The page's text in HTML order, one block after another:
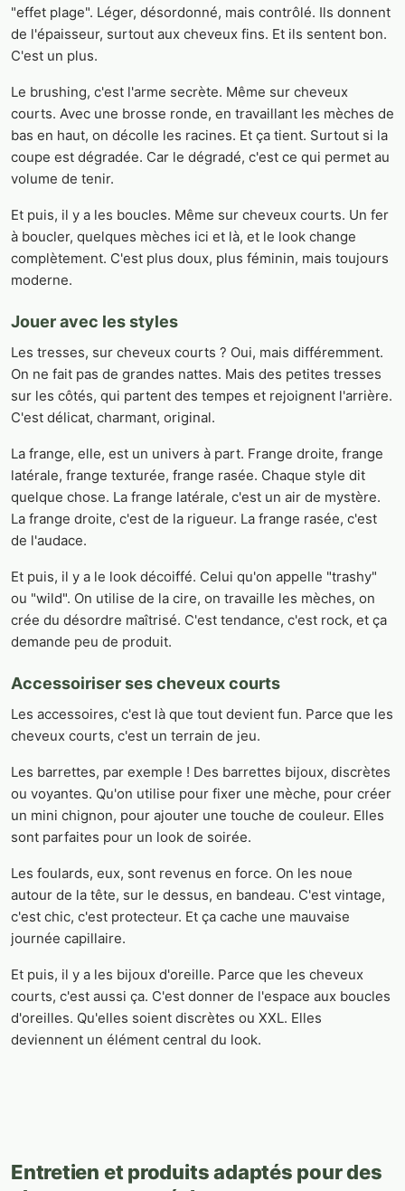
"effet plage". Léger, désordonné, mais contrôlé. Ils donnent
de l'épaisseur, surtout aux cheveux fins. Et ils sentent bon.
C'est un plus.
Le brushing, c'est l'arme secrète. Même sur cheveux
courts. Avec une brosse ronde, en travaillant les mèches de
bas en haut, on décolle les racines. Et ça tient. Surtout si la
coupe est dégradée. Car le dégradé, c'est ce qui permet au
volume de tenir.
Et puis, il y a les boucles. Même sur cheveux courts. Un fer
à boucler, quelques mèches ici et là, et le look change
complètement. C'est plus doux, plus féminin, mais toujours
moderne.
Jouer avec les styles
Les tresses, sur cheveux courts ? Oui, mais différemment.
On ne fait pas de grandes nattes. Mais des petites tresses
sur les côtés, qui partent des tempes et rejoignent l'arrière.
C'est délicat, charmant, original.
La frange, elle, est un univers à part. Frange droite, frange
latérale, frange texturée, frange rasée. Chaque style dit
quelque chose. La frange latérale, c'est un air de mystère.
La frange droite, c'est de la rigueur. La frange rasée, c'est
de l'audace.
Et puis, il y a le look décoiffé. Celui qu'on appelle "trashy"
ou "wild". On utilise de la cire, on travaille les mèches, on
crée du désordre maîtrisé. C'est tendance, c'est rock, et ça
demande peu de produit.
Accessoiriser ses cheveux courts
Les accessoires, c'est là que tout devient fun. Parce que les
cheveux courts, c'est un terrain de jeu.
Les barrettes, par exemple ! Des barrettes bijoux, discrètes
ou voyantes. Qu'on utilise pour fixer une mèche, pour créer
un mini chignon, pour ajouter une touche de couleur. Elles
sont parfaites pour un look de soirée.
Les foulards, eux, sont revenus en force. On les noue
autour de la tête, sur le dessus, en bandeau. C'est vintage,
c'est chic, c'est protecteur. Et ça cache une mauvaise
journée capillaire.
Et puis, il y a les bijoux d'oreille. Parce que les cheveux
courts, c'est aussi ça. C'est donner de l'espace aux boucles
d'oreilles. Qu'elles soient discrètes ou XXL. Elles
deviennent un élément central du look.
Entretien et produits adaptés pour des